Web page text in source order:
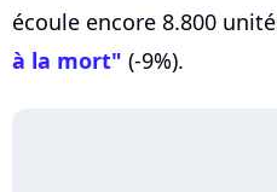
écoule encore 8.800
à la mort" (-9%).